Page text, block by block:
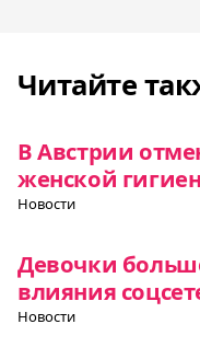
Читайте
В Австрии
женской
Новости
Девочки
влияния
Новости